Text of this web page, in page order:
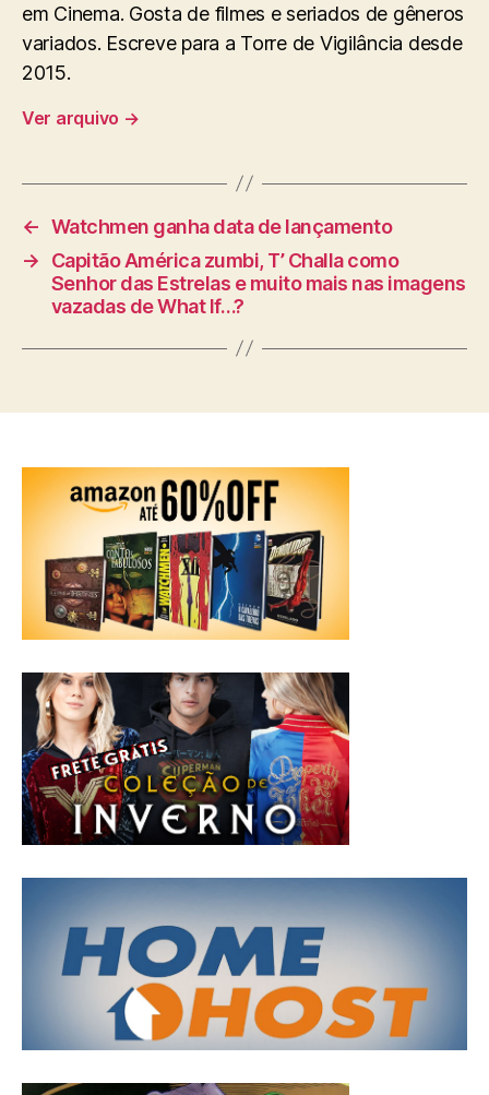
em Cinema. Gosta de filmes e seriados de gêneros
variados. Escreve para a Torre de Vigilância desde
2015.
Ver arquivo →
← Watchmen ganha data de lançamento
→
Capitão América zumbi, T’ Challa como
Senhor das Estrelas e muito mais nas imagens
vazadas de What If…?